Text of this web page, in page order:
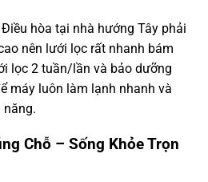
Điều hòa tại nhà hướng Tây phải
nên lưới lọc rất nhanh bám
lọc 2 tuần/lần và bảo dưỡng
máy luôn làm lạnh nhanh và
năng.
Chỗ – Sống Khỏe Trọn